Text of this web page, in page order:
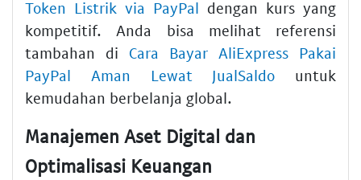
Token Listrik via PayPal dengan kurs yang
kompetitif. Anda bisa melihat referensi
tambahan di Cara Bayar AliExpress Pakai
PayPal Aman Lewat JualSaldo untuk
kemudahan berbelanja global.
Manajemen Aset Digital dan
Optimalisasi Keuangan